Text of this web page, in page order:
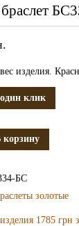
изделия.
клик
корзину
БС
золотые
1785 грн